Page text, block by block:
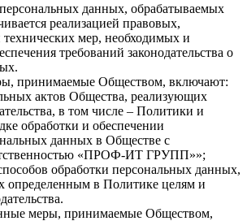
данных, обрабатываемых
реализацией правовых,
мер, необходимых и
требований законодательства о
принимаемые Обществом, включают:
актов Общества, реализующих
в том числе – Политики и
обработки и обеспечении
данных в Обществе с
«ПРОФ-ИТ ГРУПП»»;
обработки персональных данных,
определенным в Политике целям и
меры, принимаемые Обществом,